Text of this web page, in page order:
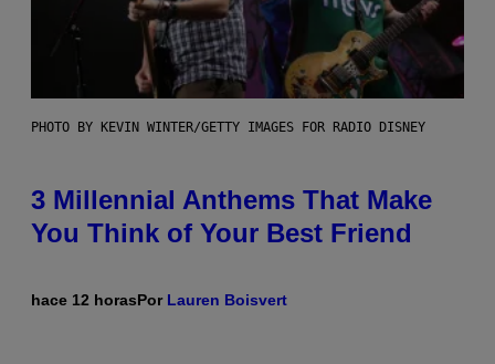
PHOTO BY KEVIN WINTER/GETTY IMAGES FOR RADIO DISNEY
3 Millennial Anthems That Make
You Think of Your Best Friend
hace 12 horasPor Lauren Boisvert